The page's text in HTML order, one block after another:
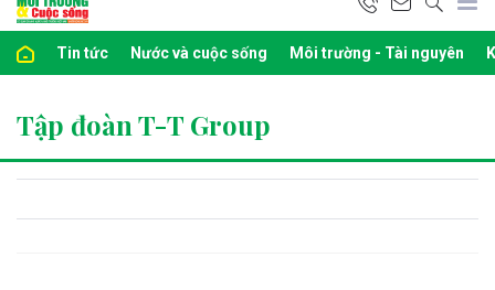
Tin tức Nước và cuộc sống Môi trường - Tài nguyên
Tập đoàn T-T Group